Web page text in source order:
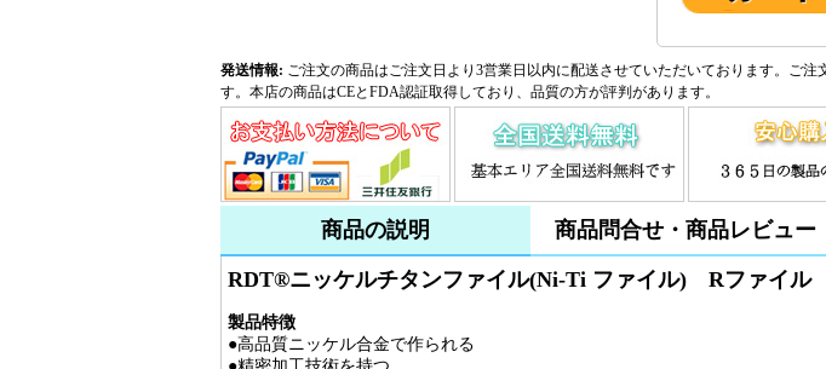
発送情報: ご注文の商品はご注文日より3営業日以内に配送させていただいております。ご注
す。本店の商品はCEとFDA認証取得しており、品質の方が評判があります。
商品の説明 商品問合せ・商品レビュー
RDT®ニッケルチタンファイル(Ni-Ti ファイル) Rファイ
製品特徴
●高品質ニッケル合金で作られる